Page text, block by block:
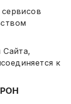
Сайта,
к